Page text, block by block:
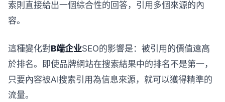
索則直接給出一個綜合性的回答，引用多個來源的內
容。
這種變化對B端企业SEO的影響是：被引用的價值遠高
於排名。即使品牌網站在搜索結果中的排名不是第一，
只要內容被AI搜索引用為信息來源，就可以獲得精準的
流量。